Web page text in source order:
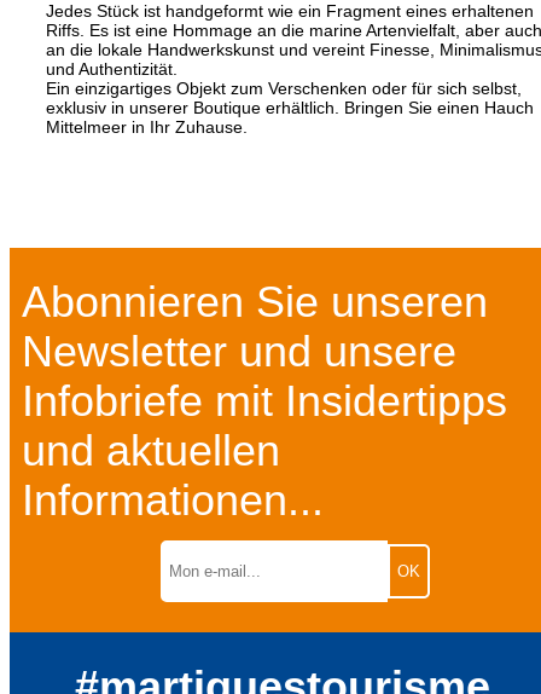
Jedes Stück ist handgeformt wie ein Fragment eines erhaltenen
Riffs. Es ist eine Hommage an die marine Artenvielfalt, aber auch
an die lokale Handwerkskunst und vereint Finesse,
und Authentizität.
Ein einzigartiges Objekt zum Verschenken oder für sich selbst,
exklusiv in unserer Boutique erhältlich. Bringen Sie einen Hauch
Mittelmeer in Ihr Zuhause.
Abonnieren Sie unseren
Newsletter und unsere
Infobriefe mit Insidertipps
und aktuellen
Informationen...